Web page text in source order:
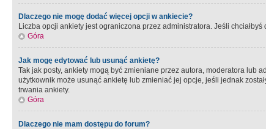
Dlaczego nie mogę dodać więcej opcji w ankiecie?
Liczba opcji ankiety jest ograniczona przez administratora. Jeśli
Góra
Jak mogę edytować lub usunąć ankietę?
Tak jak posty, ankiety mogą być zmieniane przez autora, moderatora lub
użytkownik może usunąć ankietę lub zmieniać jej opcje, jeśli jednak
trwania ankiety.
Góra
Dlaczego nie mam dostępu do forum?